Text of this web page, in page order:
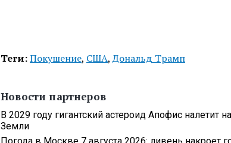
Теги:Покушение, США,Дональд Трамп
Новости партнеров
В 2029 году гигантский астероид Апофис налетит
Земли